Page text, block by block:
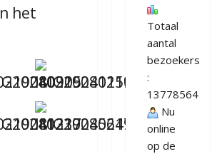
het
Totaal
aantal
bezoekers
:
13778564
Nu
online
op de